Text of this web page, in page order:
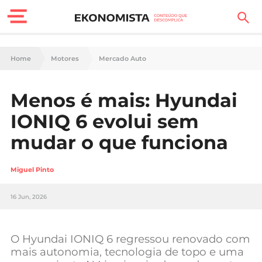
Finanças Pessoais
Carreira
Casa
Lifestyle
Sociedade
Negócios
Home Motores Mercado Auto
Menos é mais: Hyundai
IONIQ 6 evolui sem
mudar o que funciona
Miguel Pinto
16 Jun, 2026
O Hyundai IONIQ 6 regressou renovado com
mais autonomia, tecnologia de topo e uma